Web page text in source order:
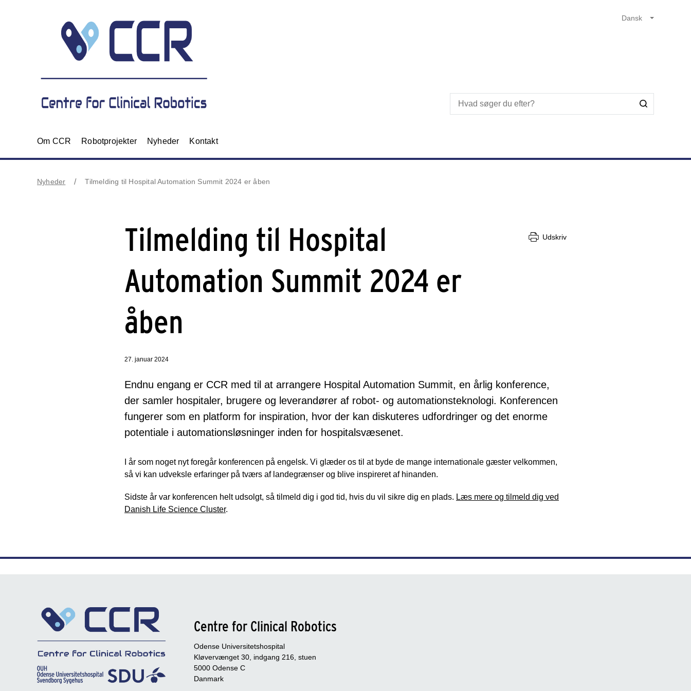
Om CCR Robotprojekter Nyheder Kontakt
Nyheder Tilmelding til Hospital Automation Summit 2024 er åben
Tilmelding til Hospital
Automation Summit 2024 er
åben
Udskriv
27. januar 2024
Endnu engang er CCR med til at arrangere Hospital Automation Summit, en årlig konference,
der samler hospitaler, brugere og leverandører af robot- og automationsteknologi. Konferencen
fungerer som en platform for inspiration, hvor der kan diskuteres udfordringer og det enorme
potentiale i automationsløsninger inden for hospitalsvæsenet.
I år som noget nyt foregår konferencen på engelsk. Vi glæder os til at byde de mange internationale gæster velkommen,
så vi kan udveksle erfaringer på tværs af landegrænser og blive inspireret af hinanden.
Sidste år var konferencen helt udsolgt, så tilmeld dig i god tid, hvis du vil sikre dig en plads. Læs mere og tilmeld dig ved
Danish Life Science Cluster.
Centre for Clinical Robotics
Odense Universitetshospital
Kløvervænget 30, indgang 216, stuen
5000 Odense C
Danmark